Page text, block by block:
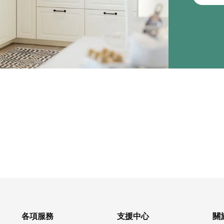
各項服務 支援中心 關